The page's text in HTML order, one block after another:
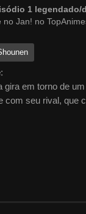
1 legendado/
Jan! no
:
gira em torno de
com seu rival, que